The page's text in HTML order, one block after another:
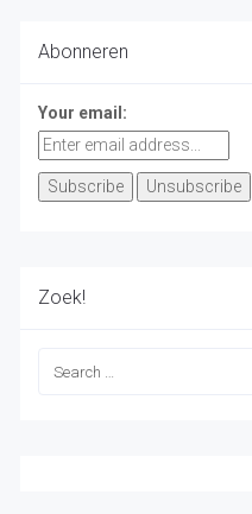
Abonneren
Your email:
Zoek!